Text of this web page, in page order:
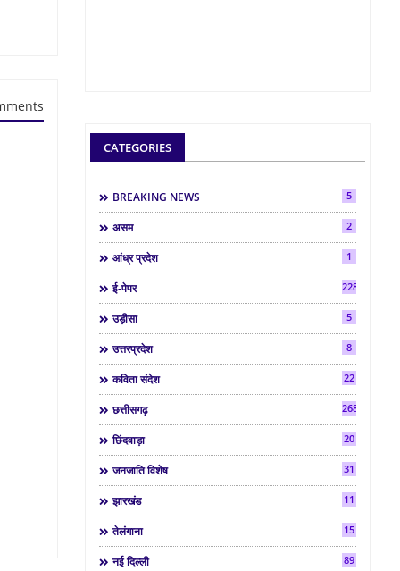
CATEGORIES
BREAKING NEWS 5
असम 2
आंध्र प्रदेश 1
ई-पेपर 2286
उड़ीसा 5
उत्तरप्रदेश 8
कविता संदेश 22
छत्तीसगढ़ 268
छिंदवाड़ा 20
जनजाति विशेष 31
झारखंड 11
तेलंगाना 15
नई दिल्ली 89